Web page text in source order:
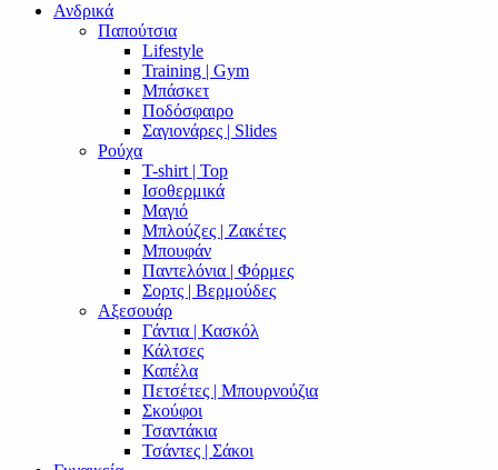
Ανδρικά
Παπούτσια
Lifestyle
Training | Gym
Μπάσκετ
Ποδόσφαιρο
Σαγιονάρες | Slides
Ρούχα
T-shirt | Top
Ισοθερμικά
Μαγιό
Μπλούζες | Ζακέτες
Μπουφάν
Παντελόνια | Φόρμες
Σορτς | Βερμούδες
Αξεσουάρ
Γάντια | Κασκόλ
Κάλτσες
Καπέλα
Πετσέτες | Μπουρνούζια
Σκούφοι
Τσαντάκια
Τσάντες | Σάκοι